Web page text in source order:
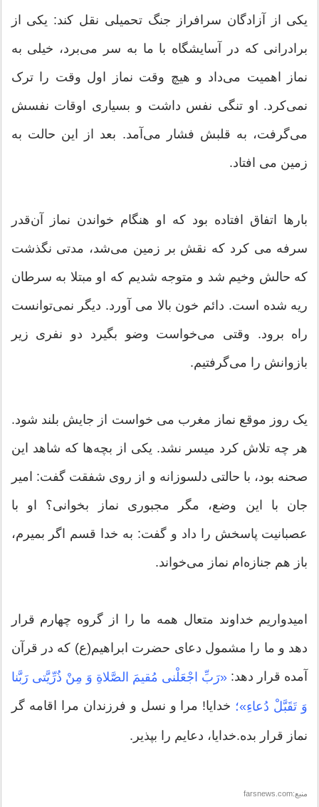
یکی از آزادگان سرافراز جنگ تحمیلی نقل کند: یکی از
برادرانی که در آسایشگاه با ما به سر می‌برد، خیلی به
نماز اهمیت می‌داد و هیچ وقت نماز اول وقت را ترک
نمی‌کرد. او تنگی نفس داشت و بسیاری اوقات نفسش
می‌گرفت، به قلبش فشار می‌آمد. بعد از این حالت به
زمین می افتاد.
بارها اتفاق افتاده بود که او هنگام خواندن نماز آن‌قدر
سرفه می کرد که نقش بر زمین می‌شد، مدتی نگذشت
که حالش وخیم شد و متوجه شدیم که او مبتلا به سرطان
ریه شده است. دائم خون بالا می آورد. دیگر نمی‌توانست
راه برود. وقتی می‌خواست وضو بگیرد دو نفری زیر
بازوانش را می‌گرفتیم.
یک روز موقع نماز مغرب می خواست از جایش بلند شود.
هر چه تلاش کرد میسر نشد. یکی از بچه‌ها که شاهد این
صحنه بود، با حالتی دلسوزانه و از روی شفقت گفت: امیر
جان با این وضع، مگر مجبوری نماز بخوانی؟ او با
عصبانیت پاسخش را داد و گفت: به خدا قسم اگر بمیرم،
باز هم جنازه‌ام نماز می‌خواند.
امیدواریم خداوند متعال همه ما را از گروه چهارم قرار
دهد و ما را مشمول دعای حضرت ابراهیم(ع) که در قرآن
آمده قرار دهد: «رَبِّ اجْعَلْنی‏ مُقیمَ الصَّلاةِ وَ مِنْ ذُرِّیَّتی‏ رَبَّنا
وَ تَقَبَّلْ دُعاءِ»؛ خدایا! مرا و نسل و فرزندان مرا اقامه گر
نماز قرار بده.خدایا، دعایم را بپذیر.
منبع:farsnews.com